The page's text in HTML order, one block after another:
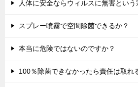
人体に安全ならウィルスに無害という
スプレー噴霧で空間除菌できるか？
本当に危険ではないのですか？
100％除菌できなかったら責任は取れ